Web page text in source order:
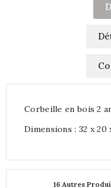
Corbeille en bois 2
Dimensions : 32 x 20
16 Autres